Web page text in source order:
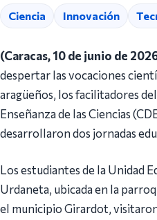
Ciencia Innovación
(Caracas, 10 de junio de
despertar las vocaciones
aragüeños, los facilitadores
Enseñanza de las Ciencias
desarrollaron dos jornadas
Los estudiantes de la Unidad
Urdaneta, ubicada en la
el municipio Girardot,